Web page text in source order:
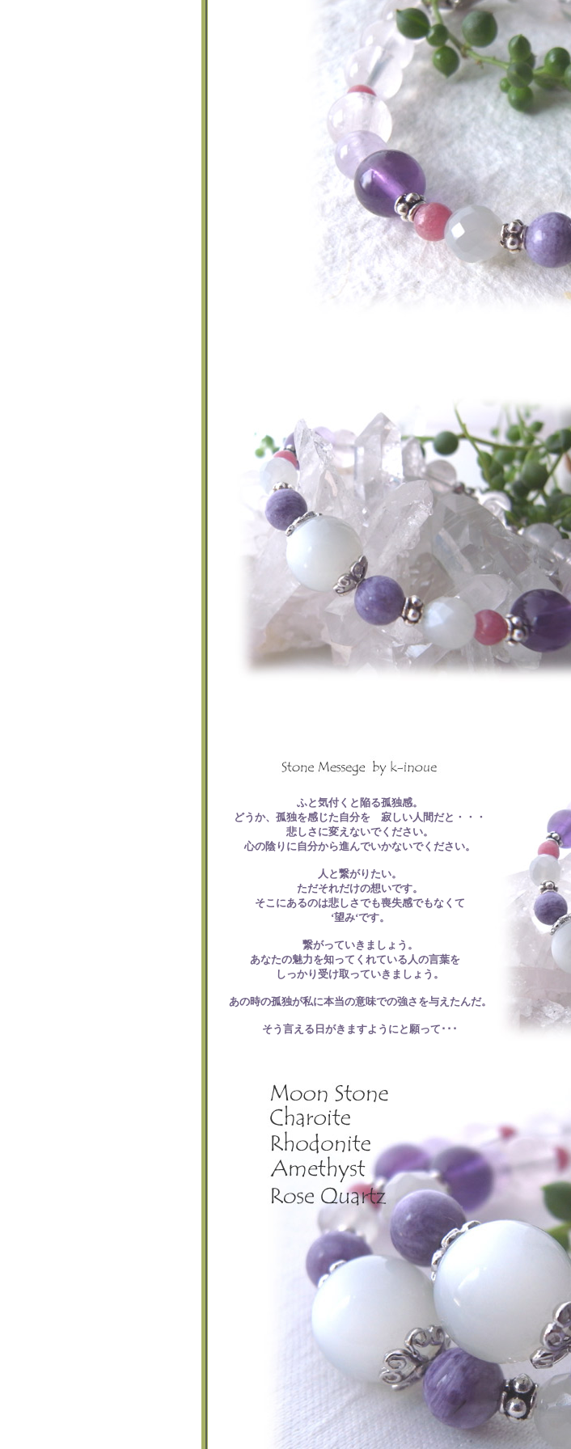
ふと気付くと陥る孤独感。
どうか、孤独を感じた自分を 寂しい人間だと・・・
悲しさに変えないでください。
心の陰りに自分から進んでいかないでください。
人と繋がりたい。
ただそれだけの想いです。
そこにあるのは悲しさでも喪失感でもなくて
‘望み‘です。
繋がっていきましょう。
あなたの魅力を知ってくれている人の言葉を
しっかり受け取っていきましょう。
あの時の孤独が私に本当の意味での強さを与えたんだ。
そう言える日がきますようにと願って･･･